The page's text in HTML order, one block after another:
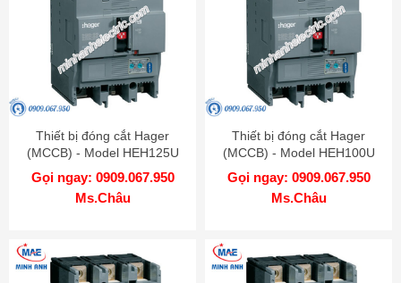
Thiết bị đóng cắt Hager
(MCCB) - Model HEH125U
Gọi ngay: 0909.067.950
Ms.Châu
Thiết bị đóng cắt Hager
(MCCB) - Model HEH100U
Gọi ngay: 0909.067.950
Ms.Châu